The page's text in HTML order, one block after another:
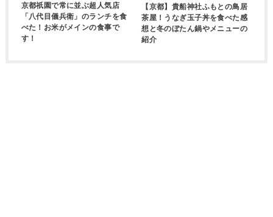
京都祇園で常に並ぶ超人気店
「八代目儀兵衛」のランチを食
べた！お米がメインの食事で
す！
【京都】貴船神社ふもとの鳥居
茶屋！うなぎ玉子丼を食べた感
想と冬のぼたん鍋やメニューの
紹介